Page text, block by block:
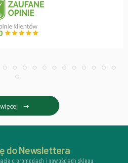
więcej
do Newslettera
o promocjach i nowościach sklepu